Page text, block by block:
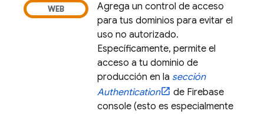
Agrega un control de acceso
para tus dominios para evitar el
uso no autorizado.
Específicamente, permite el
acceso a tu dominio de
producción en la sección
Authentication
de Firebase
console (esto es especialmente